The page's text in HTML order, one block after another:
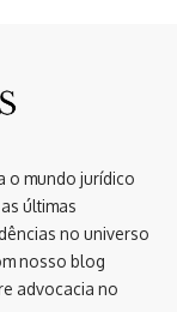
o mundo jurídico
últimas
no universo
nosso blog
advocacia no